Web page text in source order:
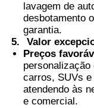
lavagem de
desbotamento
garantia.
5.
Valor
Preços
carros, SUVs
atendendo às
e comercial.